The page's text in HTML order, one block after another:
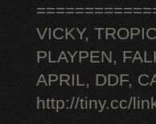
VICKY,
PLAYPEN,
APRIL, DDF,
http://tiny.cc/